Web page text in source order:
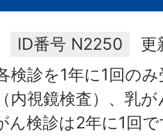
ID番号 N2250
更
検診を1年に1回の
内視鏡検査）、乳
ん検診は2年に1回